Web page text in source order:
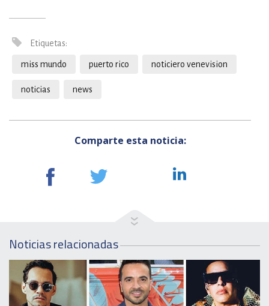
Etiquetas:
miss mundo puerto rico noticiero venevision
noticias news
Comparte esta noticia:
Noticias relacionadas